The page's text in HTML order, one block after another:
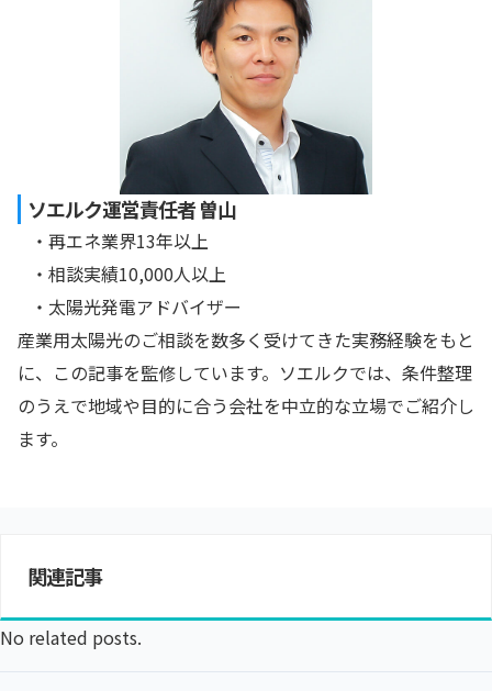
ソエルク運営責任者 曽山
・再エネ業界13年以上
・相談実績10,000人以上
・太陽光発電アドバイザー
産業用太陽光のご相談を数多く受けてきた実務経験をもと
に、この記事を監修しています。ソエルクでは、条件整理
のうえで地域や目的に合う会社を中立的な立場でご紹介し
ます。
関連記事
No related posts.